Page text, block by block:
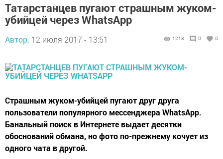
Татарстанцев пугают страшным жуком-
убийцей через WhatsApp
Автор, 12 июля 2017 - 13:51 1218 0 0
Страшным жуком-убийцей пугают друг друга
пользователи популярного мессенджера WhatsApp.
Банальный поиск в Интернете выдает десятки
обоснований обмана, но фото по-прежнему кочует из
одного чата в другой.